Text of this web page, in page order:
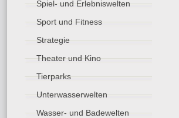
Spiel- und Erlebniswelten
Sport und Fitness
Strategie
Theater und Kino
Tierparks
Unterwasserwelten
Wasser- und Badewelten